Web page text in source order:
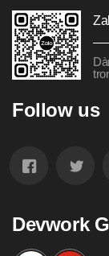
Follow us
Devwork